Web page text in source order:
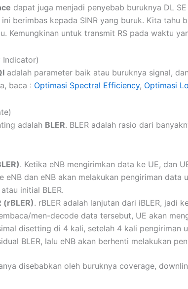
dapat juga menjadi penyebab buruknya DL
berimbas kepada SINR yang buruk. Kita tahu
Kemungkinan untuk transmit RS pada waktu
Indicator)
adalah parameter baik atau buruknya signal,
baca : Optimasi Spectral Efficiency, Optimasi
adalah BLER. BLER adalah rasio dari
. Ketika eNB mengirimkan data ke UE, dan
eNB dan eNB akan melakukan pengiriman
initial BLER.
(rBLER). rBLER adalah lanjutan dari iBLER, jadi
men-decode data tersebut, UE akan
disetting di 4 kali, setelah 4 kali
BLER, lalu eNB akan berhenti melakukan
disebabkan oleh buruknya coverage,